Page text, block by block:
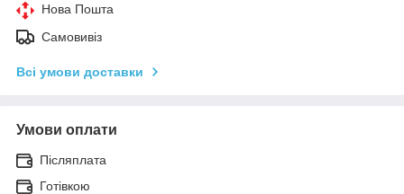
Нова Пошта
Самовивіз
Всі умови доставки
Умови оплати
Післяплата
Готівкою